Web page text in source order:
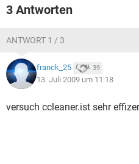
3 Antworten
ANTWORT 1 / 3
franck_25 39
13. Juli 2009 um 11:18
versuch ccleaner.ist sehr